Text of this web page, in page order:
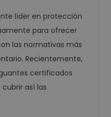
líder en protección
para ofrecer
las normativas más
Recientemente,
certificados
así las